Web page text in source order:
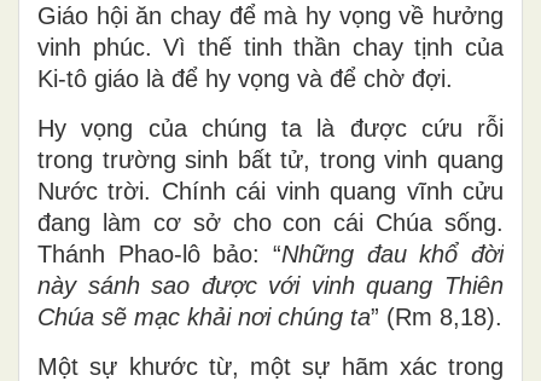
Giáo hội ăn chay để mà hy vọng về hưởng
vinh phúc. Vì thế tinh thần chay tịnh của
Ki-tô giáo là để hy vọng và để chờ đợi.
Hy vọng của chúng ta là được cứu rỗi
trong trường sinh bất tử, trong vinh quang
Nước trời. Chính cái vinh quang vĩnh cửu
đang làm cơ sở cho con cái Chúa sống.
Thánh Phao-lô bảo: “Những đau khổ đời
này sánh sao được với vinh quang Thiên
Chúa sẽ mạc khải nơi chúng ta” (Rm 8,18).
Một sự khước từ, một sự hãm xác trong